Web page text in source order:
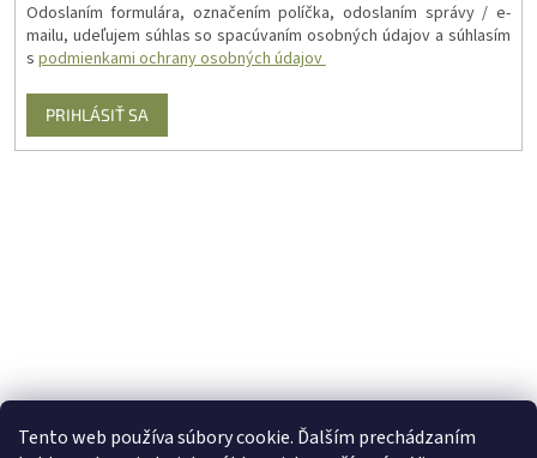
Tento web používa súbory cookie. Ďalším prechádzaním
Odoslaním formulára, označením políčka, odoslaním správy / e-
mailu, udeľujem súhlas so spacúvaním osobných údajov a súhlasím
s podmienkami ochrany osobných údajov
PRIHLÁSIŤ SA